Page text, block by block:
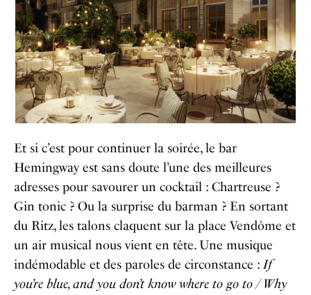
Et si c’est pour continuer la soirée, le bar
Hemingway est sans doute l’une des meilleures
adresses pour savourer un cocktail : Chartreuse ?
Gin tonic ? Ou la surprise du barman ? En sortant
du Ritz, les talons claquent sur la place Vendôme et
un air musical nous vient en tête. Une musique
indémodable et des paroles de circonstance :If
you’re blue, and you don’t know where to go to / Why